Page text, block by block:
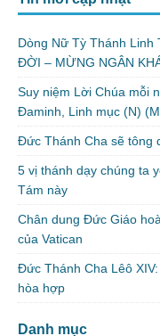
Dòng Nữ Tỳ Thánh Linh
ĐỜI – MỪNG NGÂN
Suy niệm Lời Chúa mỗi
Đaminh, Linh mục (N)
Đức Thánh Cha sẽ tông
5 vị thánh dạy chúng ta
Tám này
Chân dung Đức Giáo
của Vatican
Đức Thánh Cha Lêô
hòa hợp
Danh mục